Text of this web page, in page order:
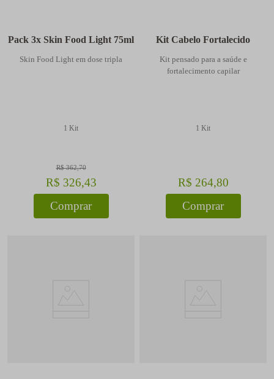
Pack 3x Skin Food Light 75ml
Skin Food Light em dose tripla
1 Kit
R$ 362,70
R$ 326,43
Comprar
Kit Cabelo Fortalecido
Kit pensado para a saúde e
fortalecimento capilar
1 Kit
R$ 264,80
Comprar